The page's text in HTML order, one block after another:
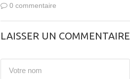
0 commentaire
LAISSER UN COMMENTAIRE